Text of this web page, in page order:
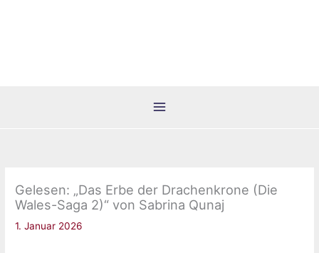
Gelesen: „Das Erbe der Drachenkrone (Die
Wales-Saga 2)“ von Sabrina Qunaj
1. Januar 2026